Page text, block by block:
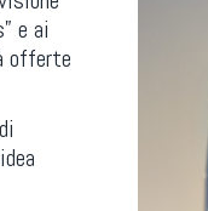
e ai
offerte